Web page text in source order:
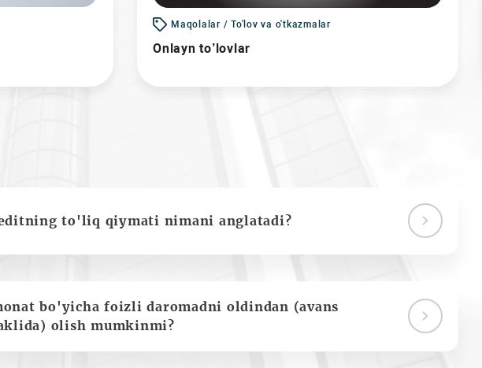
Maqolalar / To'lov va o'tkazmalar
Onlayn to’lovlar
to'liq qiymati nimani anglatadi?
bo'yicha foizli daromadni oldindan (avans
olish mumkinmi?